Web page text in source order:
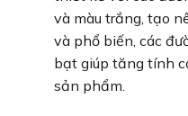
và màu trắng, tạo
và phổ biến, các
bạt giúp tăng tính
sản phẩm.